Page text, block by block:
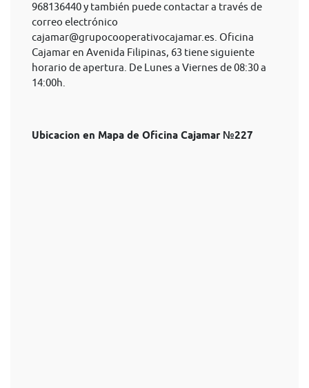
968136440 y también puede contactar a través de
correo electrónico
cajamar@grupocooperativocajamar.es . Oficina
Cajamar en Avenida Filipinas, 63 tiene siguiente
horario de apertura. De Lunes a Viernes de 08:30 a
14:00h.
Ubicacion en Mapa de Oficina Cajamar №227